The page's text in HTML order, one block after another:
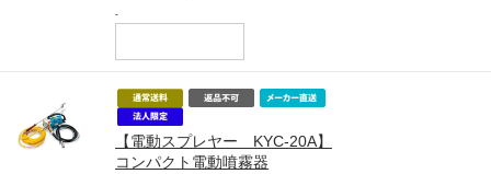
-
【電動スプレヤー KYC-20A】
コンパクト電動噴霧器